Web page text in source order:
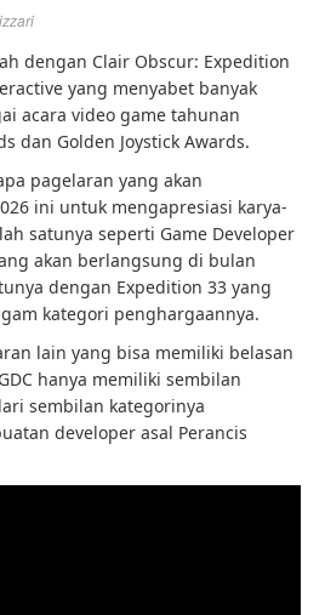
dengan Clair Obscur: Expedition
yang menyabet banyak
acara video game tahunan
dan Golden Joystick Awards.
pagelaran yang akan
ini untuk mengapresiasi karya-
satunya seperti Game Developer
akan berlangsung di bulan
dengan Expedition 33 yang
kategori penghargaannya.
lain yang bisa memiliki belasan
hanya memiliki sembilan
sembilan kategorinya
developer asal Perancis